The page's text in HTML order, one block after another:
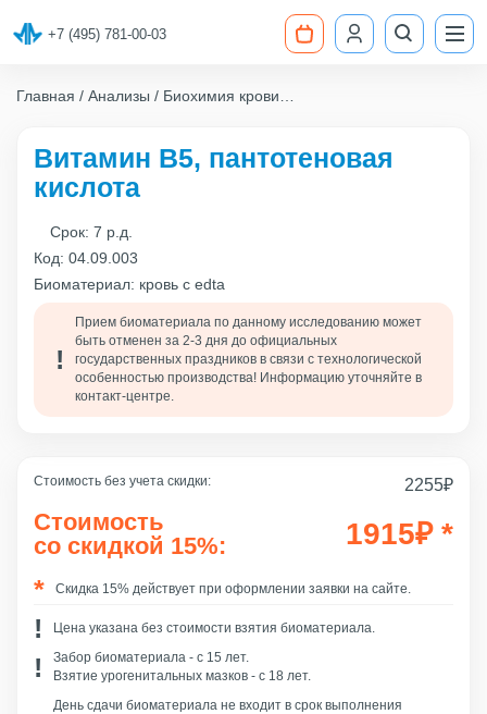
+7 (495) 781-00-03
Главная Анализы
Биохимия крови
Стоимость без учета скидки: 2255₽
Стоимость
со скидкой 15%:
1915₽ *
Скидка 15% действует при оформлении заявки на сайте.
Цена указана без стоимости взятия биоматериала.
Забор биоматериала - c 15 лет.
Взятие урогенитальных мазков - с 18 лет.
День сдачи биоматериала не входит в срок выполнения
Витамин В5, пантотеновая
кислота
Срок: 7 р.д.
Код: 04.09.003
Биоматериал: кровь с edta
Прием биоматериала по данному исследованию может
быть отменен за 2-3 дня до официальных
государственных праздников в связи с технологической
особенностью производства! Информацию уточняйте в
контакт-центре.